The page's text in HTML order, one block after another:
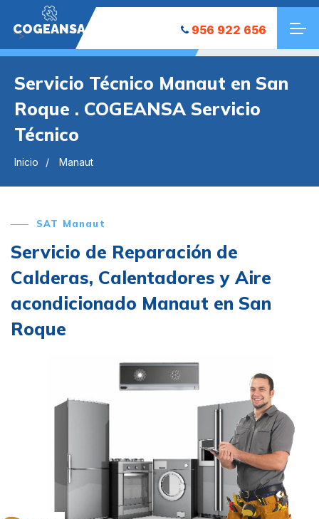
COGEANSA
"> 956 922 656
Servicio Técnico Manaut en San
Roque . COGEANSA Servicio
Técnico
Inicio Manaut
SAT Manaut
Servicio de Reparación de
Calderas, Calentadores y Aire
acondicionado Manaut en San
Roque